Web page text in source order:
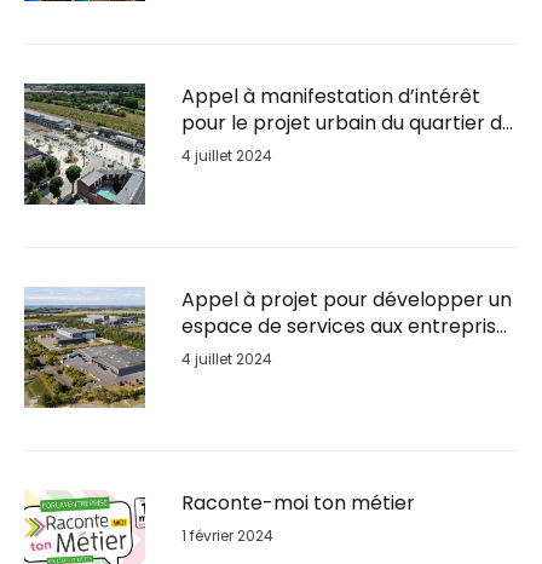
Appel à manifestation d’intérêt
pour le projet urbain du quartier de
la Gare de Soissons
4 juillet 2024
Appel à projet pour développer un
espace de services aux entreprises
sur le Parc d’activités du Plateau
4 juillet 2024
Raconte-moi ton métier
1 février 2024